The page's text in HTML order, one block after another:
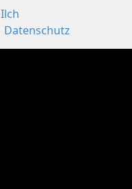
Ilch
Datenschutz